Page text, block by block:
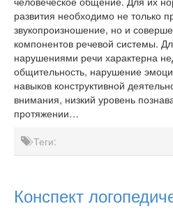
развития необходимо не только
звукопроизношение, но и
компонентов речевой системы.
нарушениями речи характерна
общительность, нарушение
навыков конструктивной
внимания, низкий уровень
протяжении…
Теги:
Конспект